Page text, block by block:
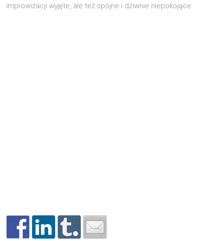
impro­wi­za­cji wyję­te, ale też spój­ne i dziw­nie niepokojące.